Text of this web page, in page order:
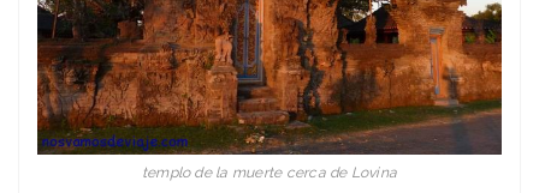
templo de la muerte cerca de Lovina